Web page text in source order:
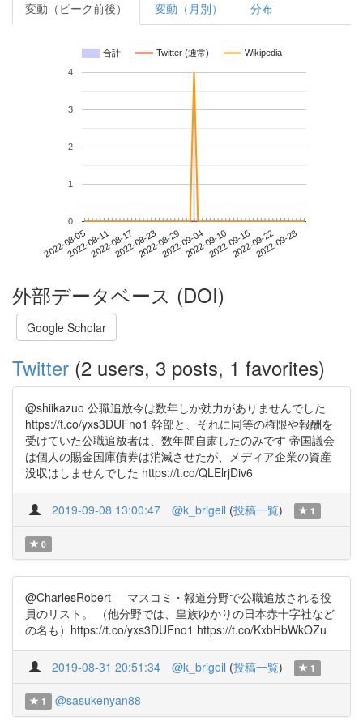
変動（ピーク前後） 変動（月別） 分布
合計 Twitter (通常) Wikipedia
2022-08-052022-08-112022-08-172022-08-232022-08-292022-09-042022-09-102022-09-162022-09-222022-09-28
0
1
2
3
4
外部データベース (DOI)
Google Scholar
Twitter (2 users, 3 posts, 1 favorites)
@shiikazuo 公職追放令は数年しか効力がありませんでした
https://t.co/yxs3DUFno1 幹部と、それに同等の権限や報酬を
受けていた公職追放者は、数年間自粛したのみです 帝国議会
は個人の賜金国庫債券は消滅させたが、メディア企業の資産
没収はしませんでした https://t.co/QLElrjDiv6
2019-09-08 13:00:47 @k_brigeil (投稿一覧) 1
0
@CharlesRobert__ マスコミ・報道分野で公職追放される役
員のリスト。 （他分野では、皇族ゆかりの日本赤十字社など
の名も）https://t.co/yxs3DUFno1 https://t.co/KxbHbWkOZu
2019-08-31 20:51:34 @k_brigeil (投稿一覧) 1
1 @sasukenyan88